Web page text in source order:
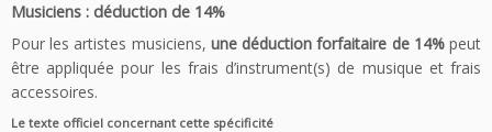
Musiciens : déduction de 14%
Pour les artistes musiciens, une déduction forfaitaire de 14%peut
être appliquée pour les frais d’instrument(s) de musique et frais
accessoires.
Le texte officiel concernant cette spécificité